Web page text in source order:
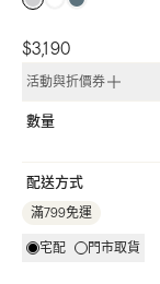
$3,190
活動與折價券
數量
配送方式
滿799免運
宅配 門市取貨